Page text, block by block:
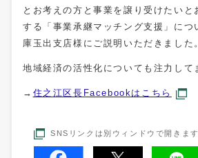
とお考えの方と事業を譲り受けたいと
する「事業承継マッチング支援」につ
庫玉出支店様にご説明いただきました
地域経済の活性化についても注力して
→ 住之江区長Facebookはこちら
SNSリンクは別ウィンドウで開きます